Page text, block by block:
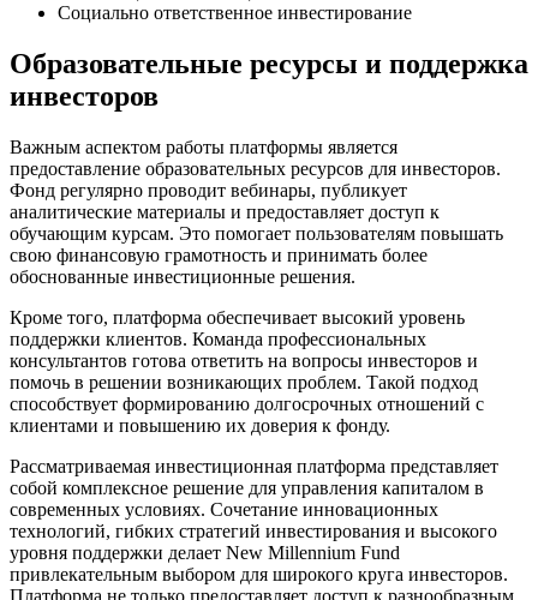
Социально ответственное инвестирование
Образовательные ресурсы и поддержка
инвесторов
Важным аспектом работы платформы является
предоставление образовательных ресурсов для инвесторов.
Фонд регулярно проводит вебинары, публикует
аналитические материалы и предоставляет доступ к
обучающим курсам. Это помогает пользователям повышать
свою финансовую грамотность и принимать более
обоснованные инвестиционные решения.
Кроме того, платформа обеспечивает высокий уровень
поддержки клиентов. Команда профессиональных
консультантов готова ответить на вопросы инвесторов и
помочь в решении возникающих проблем. Такой подход
способствует формированию долгосрочных отношений с
клиентами и повышению их доверия к фонду.
Рассматриваемая инвестиционная платформа представляет
собой комплексное решение для управления капиталом в
современных условиях. Сочетание инновационных
технологий, гибких стратегий инвестирования и высокого
уровня поддержки делает New Millennium Fund
привлекательным выбором для широкого круга инвесторов.
Платформа не только предоставляет доступ к разнообразным